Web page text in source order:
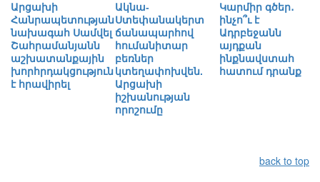
Արցախի
Հանրապետության
նախագահ Սամվել
Շահրամանյանն
աշխատանքային
խորհրդակցություն
է հրավիրել
Ակնա-
Ստեփանակերտ
ճանապարհով
հումանիտար
բեռներ
կտեղափոխվեն.
Արցախի
իշխանության
որոշումը
Կարմիր գծեր․
ինչո՞ւ է
Ադրբեջանն
այդքան
ինքնավստահ
հատում դրանք
back to top